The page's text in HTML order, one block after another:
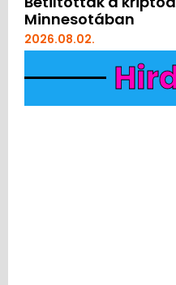
Minnesotában
2026.08.02.